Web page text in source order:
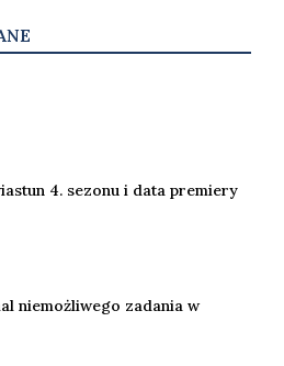
4. sezonu i data premiery
niemożliwego zadania w